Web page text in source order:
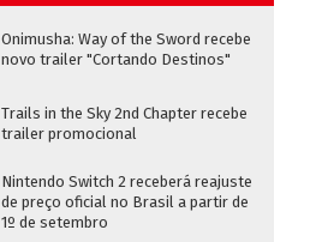
Onimusha: Way of the Sword recebe
novo trailer "Cortando Destinos"
Trails in the Sky 2nd Chapter recebe
trailer promocional
Nintendo Switch 2 receberá reajuste
de preço oficial no Brasil a partir de
1º de setembro